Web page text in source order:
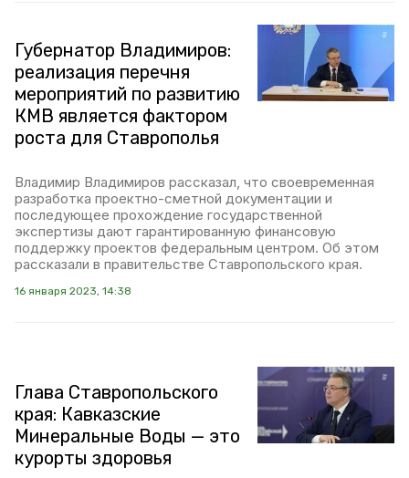
Губернатор Владимиров:
реализация перечня
мероприятий по развитию
КМВ является фактором
роста для Ставрополья
Владимир Владимиров рассказал, что своевременная
разработка проектно-сметной документации и
последующее прохождение государственной
экспертизы дают гарантированную финансовую
поддержку проектов федеральным центром. Об этом
рассказали в правительстве Ставропольского края.
16 января 2023, 14:38
Глава Ставропольского
края: Кавказские
Минеральные Воды — это
курорты здоровья